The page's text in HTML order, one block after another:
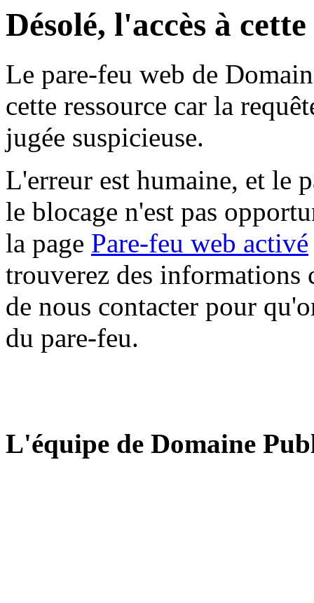
Désolé, l'accès à
Le pare-feu web de
cette ressource car la
jugée suspicieuse.
L'erreur est humaine, et le
le blocage n'est pas
la page Pare-feu web activé
trouverez des informations
de nous contacter pour
du pare-feu.
L'équipe de Domaine